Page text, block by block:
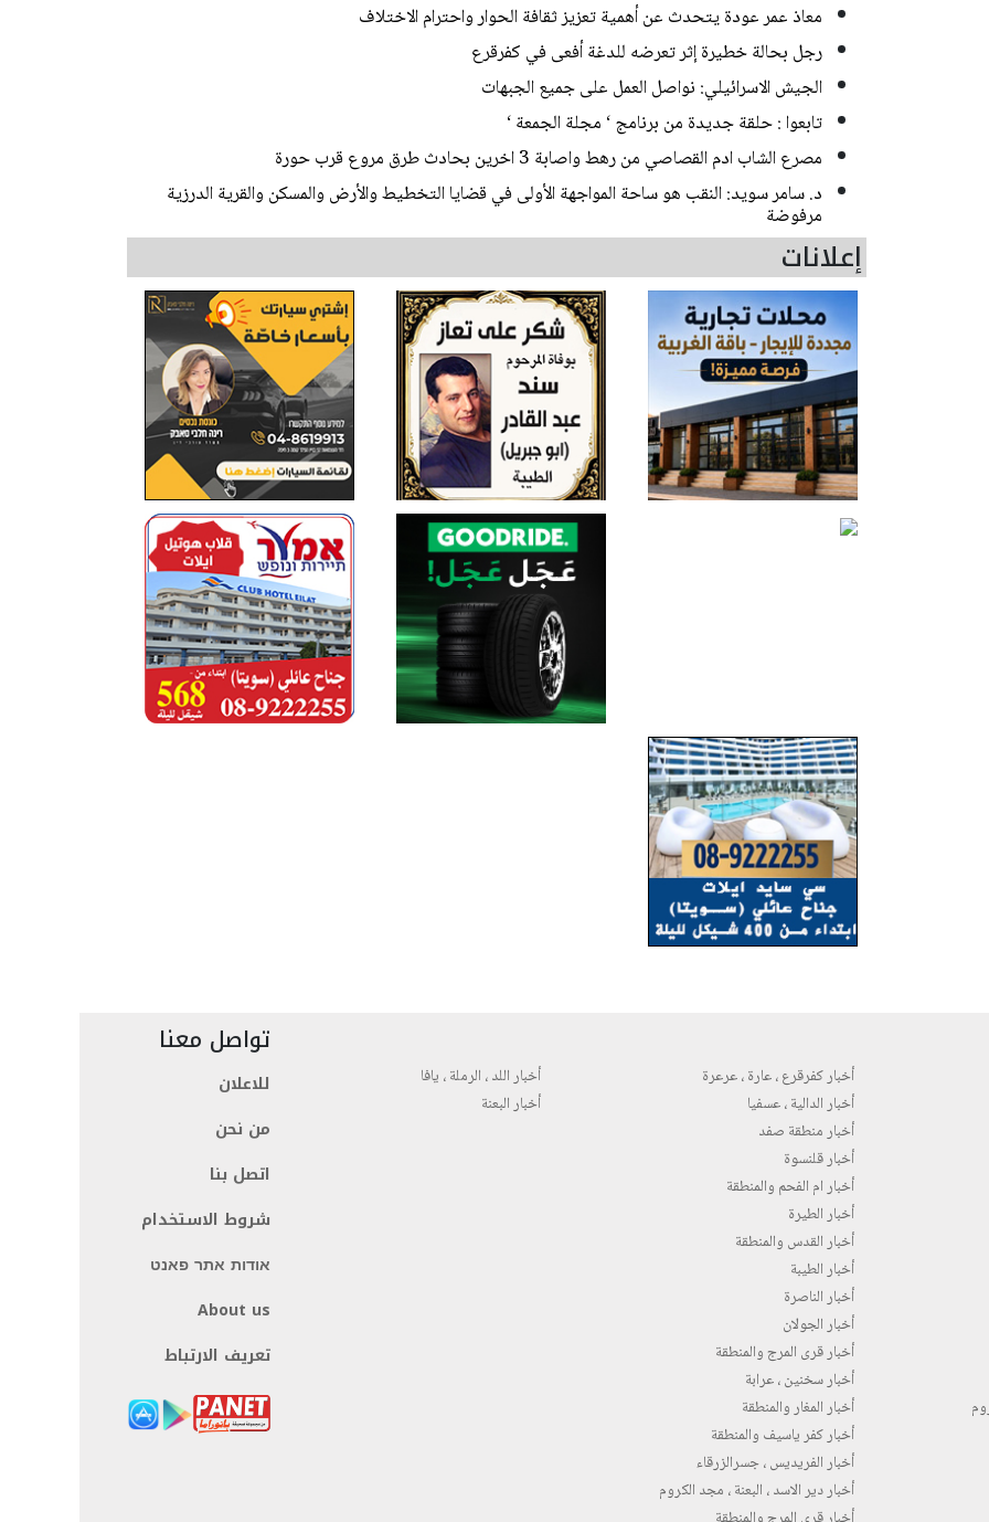
معاذ عمر عودة يتحدث عن أهمية تعزيز ثقافة الحوار واحترام الاختلاف
رجل بحالة خطيرة إثر تعرضه للدغة أفعى في كفرقرع
الجيش الاسرائيلي: نواصل العمل على جميع الجبهات
تابعوا : حلقة جديدة من برنامج ‘ مجلة الجمعة ‘
مصرع الشاب ادم القصاصي من رهط واصابة 3 اخرين بحادث طرق مروع قرب حورة
د. سامر سويد: النقب هو ساحة المواجهة الأولى في قضايا التخطيط والأرض والمسكن والقرية الدرزية
مرفوضة
إعلانات
أخبار كفرقرع ، عارة ، عرعرة
أخبار الدالية ، عسفيا
أخبار منطقة صفد
أخبار قلنسوة
أخبار ام الفحم والمنطقة
أخبار الطيرة
أخبار القدس والمنطقة
أخبار الطيبة
أخبار الناصرة
أخبار الجولان
أخبار قرى المرج والمنطقة
أخبار سخنين ، عرابة
أخبار المغار والمنطقة
أخبار كفر ياسيف والمنطقة
أخبار الفريديس ، جسرالزرقاء
أخبار دير الاسد ، البعنة ، مجد الكروم
أخبار اللد ، الرملة ، يافا
أخبار البعنة
تواصل معنا
للاعلان
من نحن
اتصل بنا
شروط الاستخدام
אודות אתר פאנט
About us
تعريف الارتباط